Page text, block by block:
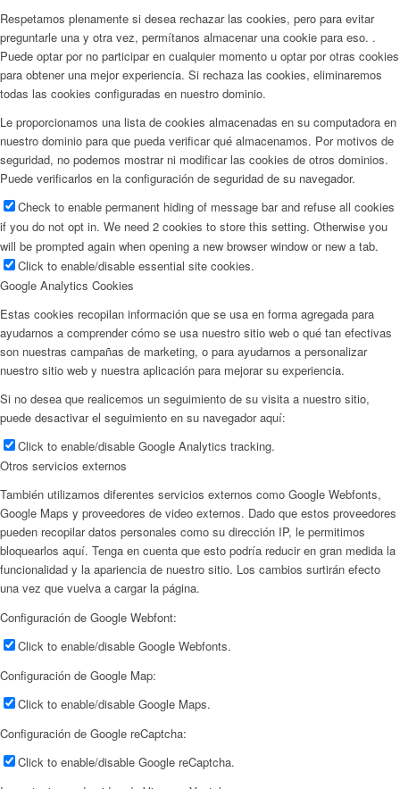
Respetamos plenamente si desea rechazar las cookies, pero para evitar
preguntarle una y otra vez, permítanos almacenar una cookie para eso. .
Puede optar por no participar en cualquier momento u optar por otras cookies
para obtener una mejor experiencia. Si rechaza las cookies, eliminaremos
todas las cookies configuradas en nuestro dominio.
Le proporcionamos una lista de cookies almacenadas en su computadora en
nuestro dominio para que pueda verificar qué almacenamos. Por motivos de
seguridad, no podemos mostrar ni modificar las cookies de otros dominios.
Puede verificarlos en la configuración de seguridad de su navegador.
Check to enable permanent hiding of message bar and refuse all cookies
if you do not opt in. We need 2 cookies to store this setting. Otherwise you
will be prompted again when opening a new browser window or new a tab.
Click to enable/disable essential site cookies.
Google Analytics Cookies
Estas cookies recopilan información que se usa en forma agregada para
ayudarnos a comprender cómo se usa nuestro sitio web o qué tan efectivas
son nuestras campañas de marketing, o para ayudarnos a personalizar
nuestro sitio web y nuestra aplicación para mejorar su experiencia.
Si no desea que realicemos un seguimiento de su visita a nuestro sitio,
puede desactivar el seguimiento en su navegador aquí:
Click to enable/disable Google Analytics tracking.
Otros servicios externos
También utilizamos diferentes servicios externos como Google Webfonts,
Google Maps y proveedores de video externos. Dado que estos proveedores
pueden recopilar datos personales como su dirección IP, le permitimos
bloquearlos aquí. Tenga en cuenta que esto podría reducir en gran medida la
funcionalidad y la apariencia de nuestro sitio. Los cambios surtirán efecto
una vez que vuelva a cargar la página.
Configuración de Google Webfont:
Click to enable/disable Google Webfonts.
Configuración de Google Map:
Click to enable/disable Google Maps.
Configuración de Google reCaptcha:
Click to enable/disable Google reCaptcha.